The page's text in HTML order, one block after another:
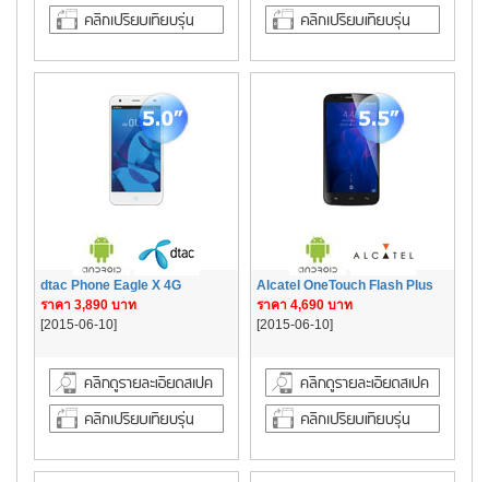
dtac Phone Eagle X 4G
ราคา 3,890 บาท
[2015-06-10]
Alcatel OneTouch Flash Plus
ราคา 4,690 บาท
[2015-06-10]